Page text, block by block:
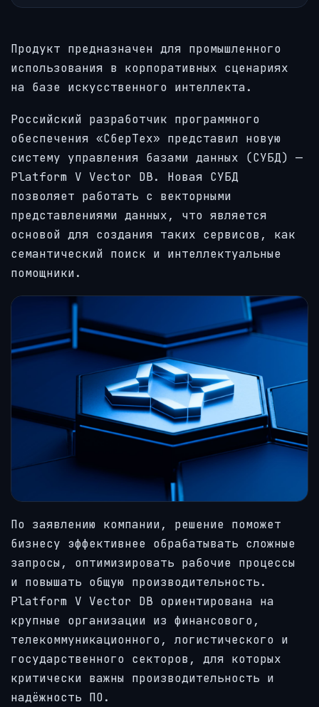
Продукт предназначен для промышленного
использования в корпоративных сценариях
на базе искусственного интеллекта.
Российский разработчик программного
обеспечения «СберТех» представил новую
систему управления базами данных (СУБД) —
Platform V Vector DB. Новая СУБД
позволяет работать с векторными
представлениями данных, что является
основой для создания таких сервисов, как
семантический поиск и интеллектуальные
помощники.
По заявлению компании, решение поможет
бизнесу эффективнее обрабатывать сложные
запросы, оптимизировать рабочие процессы
и повышать общую производительность.
Platform V Vector DB ориентирована на
крупные организации из финансового,
телекоммуникационного, логистического и
государственного секторов, для которых
критически важны производительность и
надёжность ПО.